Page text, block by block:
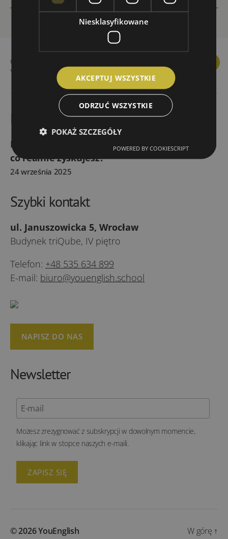
Ceny kursów językowych
YouEnglish
FacebookLinkedin
Blog YouEnglish – najnowszy wpis
Nauka języka jako inwestycja w siebie –
co realnie zyskujesz?
24 września 2025
Szybki kontakt
ul. Januszowicka 5, Wrocław
Budynek triQube, IV piętro
Telefon: +48 535 634 899
E-mail: biuro@youenglish.school
NAPISZ DO NAS
Newsletter
Możesz zrezygnować z subskrypcji w dowolnym momencie,
klikając link w stopce naszych e-maili.
© 2026YouEnglish W górę ↑
Niesklasyfikowane
AKCEPTUJ WSZYSTKIE
ODRZUĆ WSZYSTKIE
POKAŻ SZCZEGÓŁY
POWERED BY COOKIESCRIPT